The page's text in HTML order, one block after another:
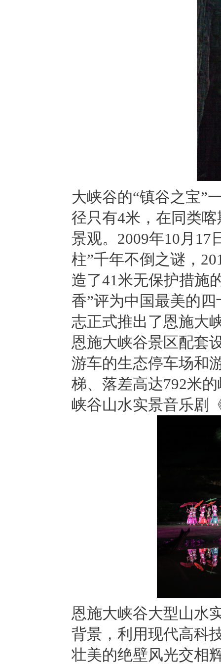
大峡谷的“镇谷之宝”
径只有4米，在同类
景观。2009年10月17
柱”千年不倒之谜，
造了41米无保护措施
香”评为中国最美的
志正式推出了恩施大
恩施大峡谷景区配套
游车的生态停车场和
梯、落差高达792米
峡谷山水实景音乐剧
恩施大峡谷大型山水
背景，利用现代高科
壮美的绝壁风光交相